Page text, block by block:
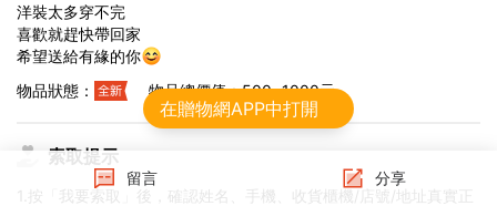
洋裝太多穿不完
喜歡就趕快帶回家
希望送給有緣的你😊
物品狀態： 物品總價值：500~1000元
索取提示
1.按「我要索取」後，確認姓名、手機、收貨櫃機/店號/地址真實正
留言 分享
在贈物網APP中打開